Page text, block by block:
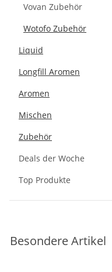
Vovan Zubehör
Wotofo Zubehör
Liquid
Longfill Aromen
Aromen
Mischen
Zubehör
Deals der Woche
Top Produkte
Besondere Artikel